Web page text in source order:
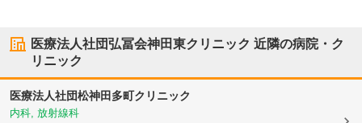
医療法人社団弘冨会神田東クリニック 近隣の病院・ク
リニック
医療法人社団松神田多町クリニック
内科, 放射線科